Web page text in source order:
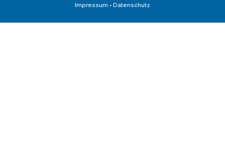
Impressum •Datenschutz